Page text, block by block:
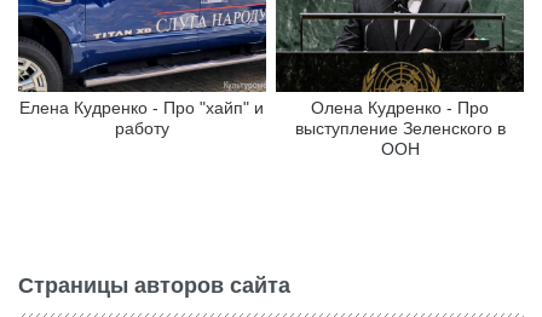
Елена Кудренко - Про "хайп" и
работу
Олена Кудренко - Про
выступление Зеленского в
ООН
Страницы авторов сайта